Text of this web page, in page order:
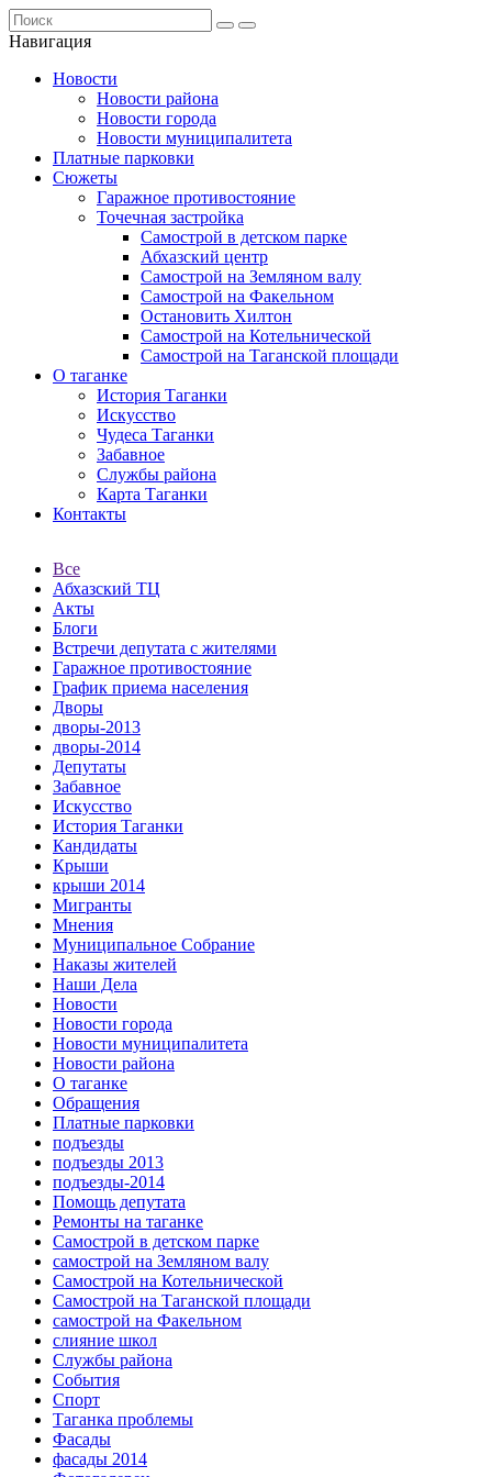
Навигация
Новости
Новости района
Новости города
Новости муниципалитета
Платные парковки
Сюжеты
Гаражное противостояние
Точечная застройка
Самострой в детском парке
Абхазский центр
Самострой на Земляном валу
Самострой на Факельном
Остановить Хилтон
Самострой на Котельнической
Самострой на Таганской площади
О таганке
История Таганки
Искусство
Чудеса Таганки
Забавное
Службы района
Карта Таганки
Контакты
Все
Абхазский ТЦ
Акты
Блоги
Встречи депутата с жителями
Гаражное противостояние
График приема населения
Дворы
дворы-2013
дворы-2014
Депутаты
Забавное
Искусство
История Таганки
Кандидаты
Крыши
крыши 2014
Мигранты
Мнения
Муниципальное Собрание
Наказы жителей
Наши Дела
Новости
Новости города
Новости муниципалитета
Новости района
О таганке
Обращения
Платные парковки
подъезды
подъезды 2013
подъезды-2014
Помощь депутата
Ремонты на таганке
Самострой в детском парке
самострой на Земляном валу
Самострой на Котельнической
Самострой на Таганской площади
самострой на Факельном
слияние школ
Службы района
События
Спорт
Таганка проблемы
Фасады
фасады 2014